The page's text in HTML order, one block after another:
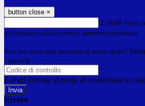
button close ×
E-mail Verrà
all'indirizzo indicato con le istruzioni necessarie.
Non hai una e-mail associata al nome utente?
tramite la
E-mail inviata, si prega di controllare la
Errore